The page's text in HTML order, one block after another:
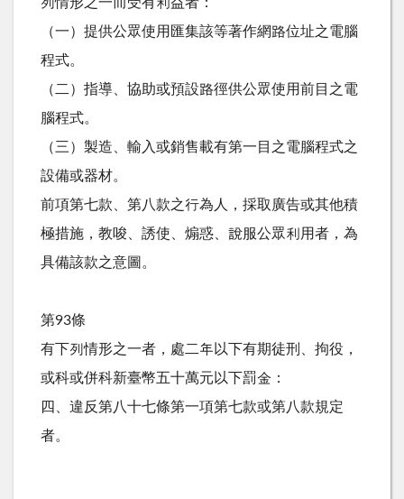
（一）提供公眾使用匯集該等著作網路位址之電腦
程式。
（二）指導、協助或預設路徑供公眾使用前目之電
腦程式。
（三）製造、輸入或銷售載有第一目之電腦程式之
設備或器材。
前項第七款、第八款之行為人，採取廣告或其他積
極措施，教唆、誘使、煽惑、說服公眾利用者，為
具備該款之意圖。
第93條
有下列情形之一者，處二年以下有期徒刑、拘役，
或科或併科新臺幣五十萬元以下罰金：
四、違反第八十七條第一項第七款或第八款規定
者。